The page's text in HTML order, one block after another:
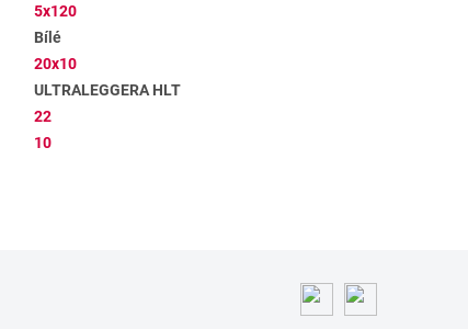
5x120
Bílé
20x10
ULTRALEGGERA HLT
22
10